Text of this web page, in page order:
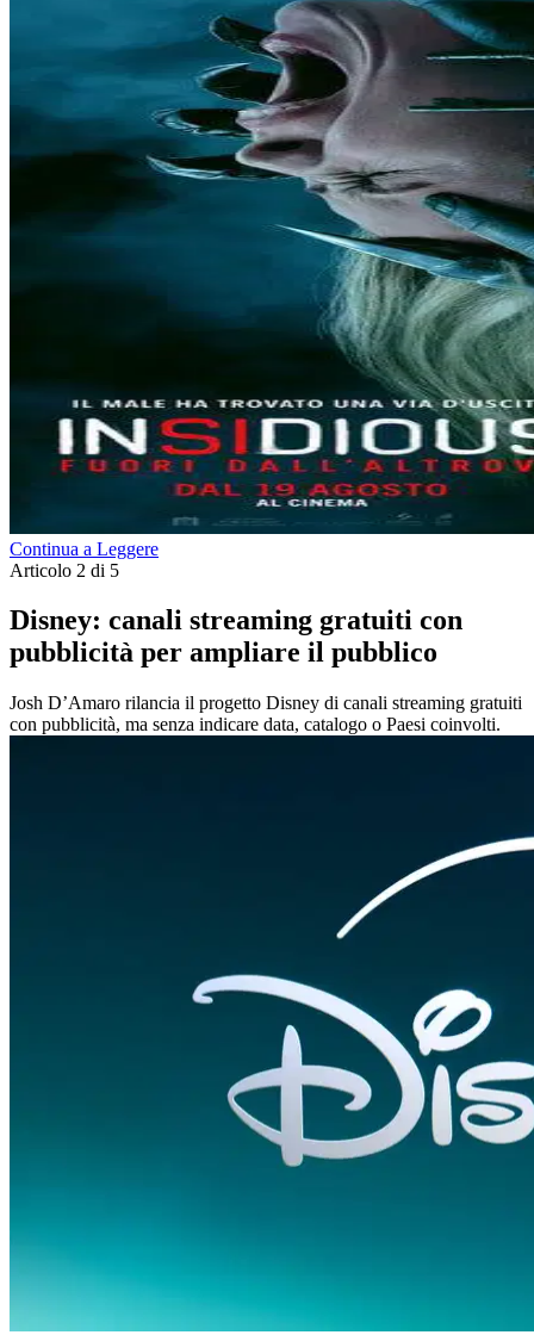
Continua a Leggere
Articolo 2 di 5
Disney: canali streaming gratuiti con
pubblicità per ampliare il pubblico
Josh D’Amaro rilancia il progetto Disney di canali streaming gratuiti
con pubblicità, ma senza indicare data, catalogo o Paesi coinvolti.